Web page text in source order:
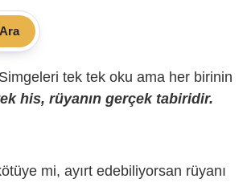
Ara
tek tek oku ama her birinin
his, rüyanın gerçek tabiridir.
mi, ayırt edebiliyorsan rüyanı